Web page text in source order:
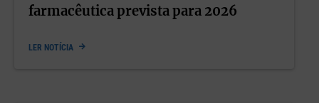
farmacêutica prevista para 2026
LER NOTÍCIA